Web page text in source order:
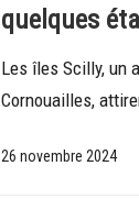
quelques
Les îles Scilly, un
Cornouailles,
26 novembre 2024